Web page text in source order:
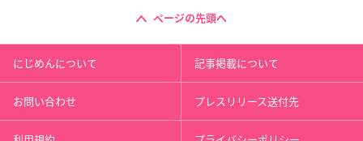
ページの先頭へ
にじめんについて 記事掲載について
お問い合わせ プレスリリース送付先